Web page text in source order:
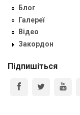
Блог
Галереї
Відео
Закордон
Підпишіться